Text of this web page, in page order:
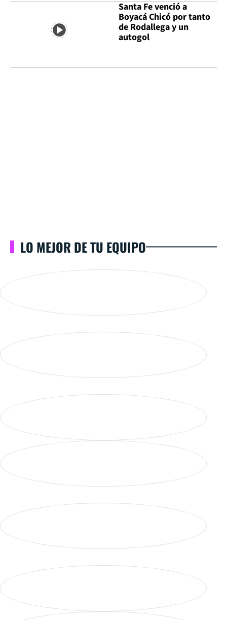
Santa Fe venció a
Boyacá Chicó por tanto
de Rodallega y un
autogol
LO MEJOR DE TU EQUIPO